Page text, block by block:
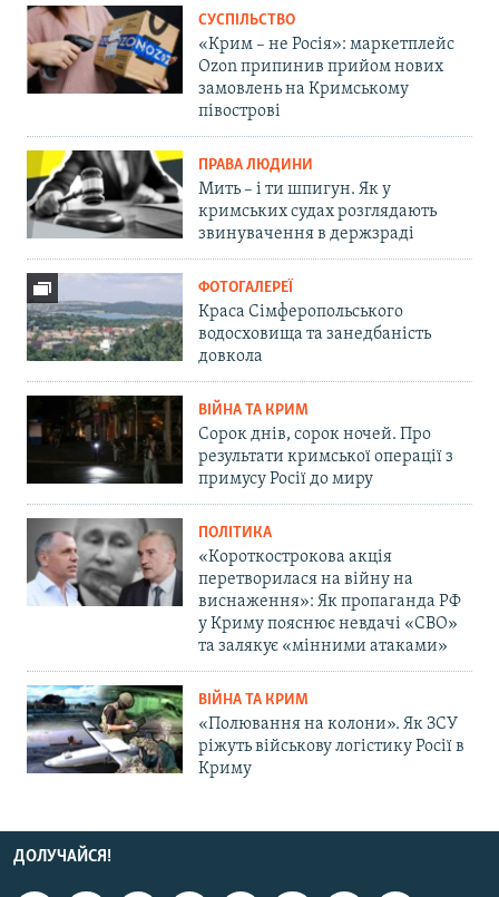
СУСПІЛЬСТВО
«Крим – не Росія»: маркетплейс
Ozon припинив прийом нових
замовлень на Кримському
півострові
ПРАВА ЛЮДИНИ
Мить – і ти шпигун. Як у
кримських судах розглядають
звинувачення в держзраді
ФОТОГАЛЕРЕЇ
Краса Сімферопольського
водосховища та занедбаність
довкола
ВІЙНА ТА КРИМ
Сорок днів, сорок ночей. Про
результати кримської операції з
примусу Росії до миру
ПОЛІТИКА
«Короткострокова акція
перетворилася на війну на
виснаження»: Як пропаганда РФ
у Криму пояснює невдачі «СВО»
та залякує «мінними атаками»
ВІЙНА ТА КРИМ
«Полювання на колони». Як ЗСУ
ріжуть військову логістику Росії в
Криму
ДОЛУЧАЙСЯ!